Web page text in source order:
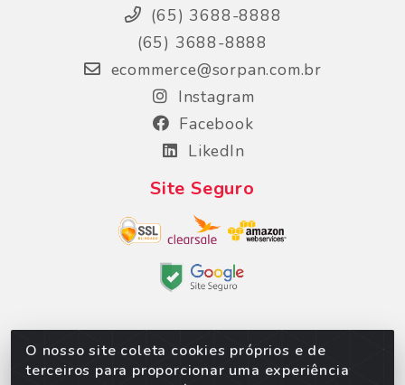
O nosso site coleta cookies próprios e de
terceiros para proporcionar uma experiência
(65) 3688-8888
(65) 3688-8888
ecommerce@sorpan.com.br
Instagram
Facebook
LikedIn
Site Seguro
Sorpan - Rodovia dos Imigrantes, Lote 06, São